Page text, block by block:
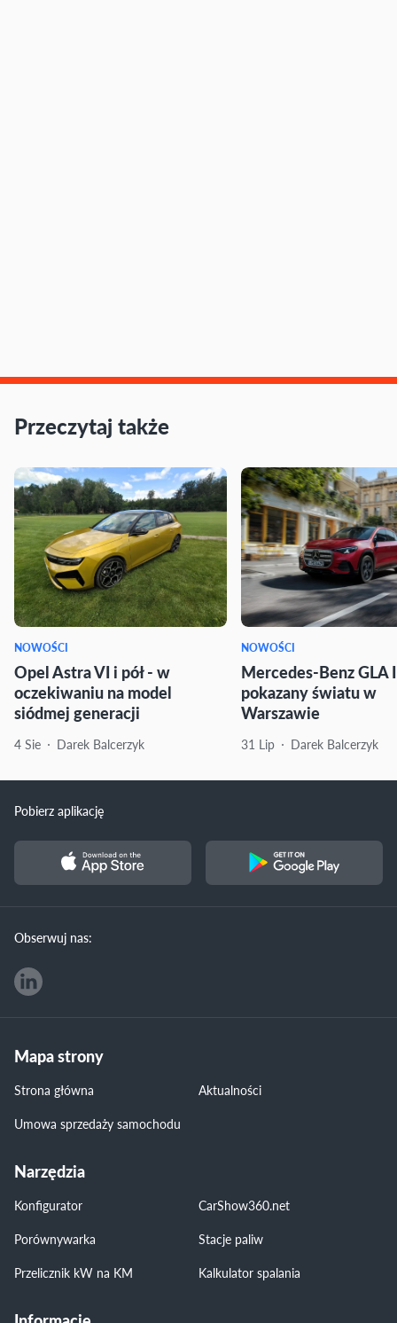
Przeczytaj także
NOWOŚCI
Opel Astra VI i pół - w
oczekiwaniu na model
siódmej generacji
4 Sie Darek Balcerzyk
NOWOŚCI
Mercedes-Benz GLA
pokazany światu w
Warszawie
31 Lip Darek Balcerzyk
Pobierz aplikację
Obserwuj nas:
Mapa strony
Strona główna
Aktualności
Umowa sprzedaży samochodu
Narzędzia
Konfigurator
CarShow360.net
Porównywarka
Stacje paliw
Przelicznik kW na KM
Kalkulator spalania